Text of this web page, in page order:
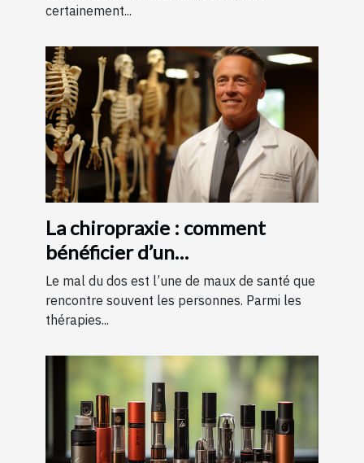
certainement...
La chiropraxie : comment
bénéficier d’un
remboursement ?
Le mal du dos est l’une de maux de santé que
rencontre souvent les personnes. Parmi les
thérapies...